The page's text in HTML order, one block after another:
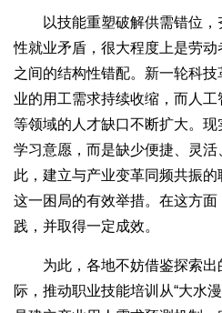
以技能重塑破解供需错位，
性就业矛盾，很大程度上是劳
之间的结构性错配。新一轮科
业的用工需求持续收缩，而人
等领域的人才缺口不断扩大。
学习意愿，而是缺少便捷、灵
此，建立与产业变革同频共振
这一困局的有效举措。在这方
践，并取得一定成效。
为此，各地不妨借鉴探索出
际，推动职业技能培训从“大水